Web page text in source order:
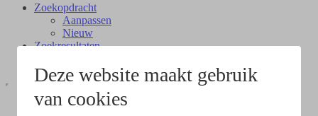
Deze website maakt gebruik
van cookies
Zoekopdracht
Aanpassen
Nieuw
Zoekresultaten